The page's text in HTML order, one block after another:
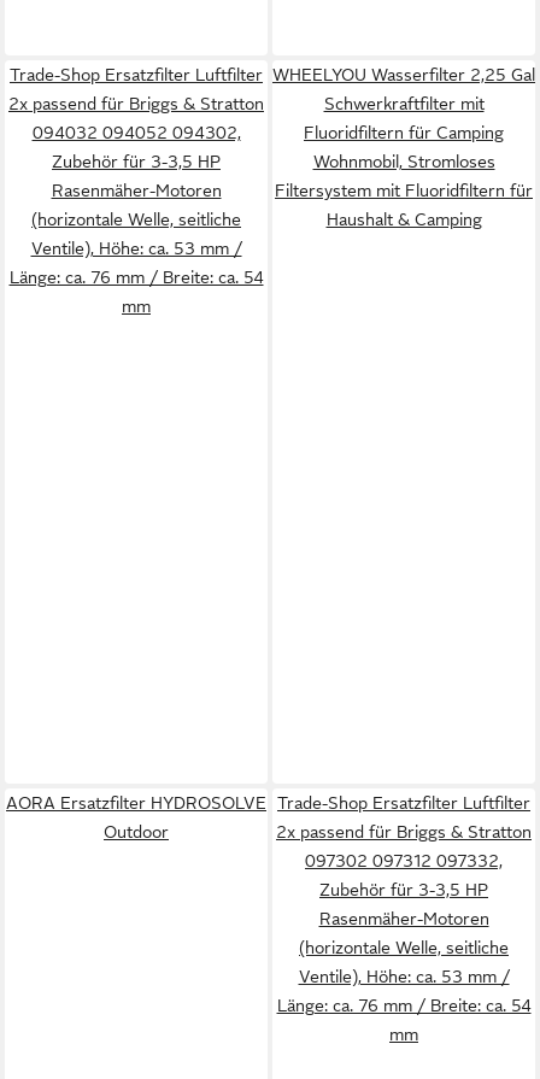
Trade-Shop Ersatzfilter Luftfilter
2x passend für Briggs & Stratton
094032 094052 094302,
Zubehör für 3-3,5 HP
Rasenmäher-Motoren
(horizontale Welle, seitliche
Ventile), Höhe: ca. 53 mm /
Länge: ca. 76 mm / Breite: ca. 54
mm
WHEELYOU Wasserfilter 2,25 Gal
Schwerkraftfilter mit
Fluoridfiltern für Camping
Wohnmobil, Stromloses
Filtersystem mit Fluoridfiltern für
Haushalt & Camping
AORA Ersatzfilter HYDROSOLVE
Outdoor
Trade-Shop Ersatzfilter Luftfilter
2x passend für Briggs & Stratton
097302 097312 097332,
Zubehör für 3-3,5 HP
Rasenmäher-Motoren
(horizontale Welle, seitliche
Ventile), Höhe: ca. 53 mm /
Länge: ca. 76 mm / Breite: ca. 54
mm